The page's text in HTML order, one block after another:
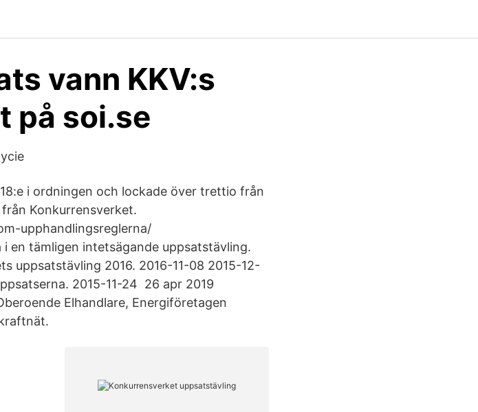
vann KKV:s
på soi.se
i ordningen och lockade över trettio från
Konkurrensverket.
upphandlingsreglerna/
en tämligen intetsägande uppsatstävling.
uppsatstävling 2016. 2016-11-08 2015-12-
2015-11-24 26 apr 2019
Elhandlare, Energiföretagen